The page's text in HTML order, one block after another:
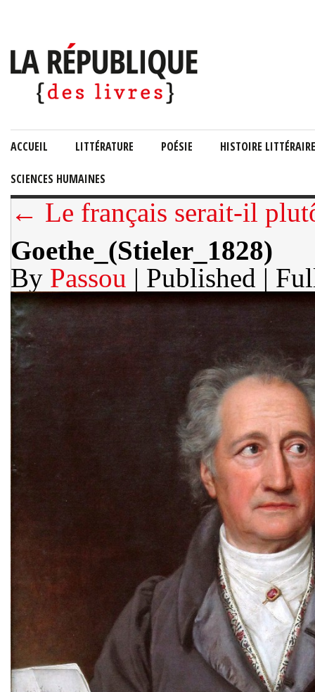
ACCUEIL LITTÉRATURE POÉSIE HISTOIRE LITTÉRAIRE
SCIENCES HUMAINES
← Le français serait-il
Goethe_(Stieler_1828)
By Passou | Published |